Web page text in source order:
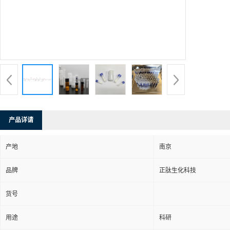
产品详请
产地 南京
品牌 正肽生化科技
货号
用途 科研